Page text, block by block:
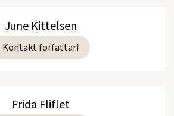
June Kittelsen
Kontakt forfattar!
Frida Fliflet